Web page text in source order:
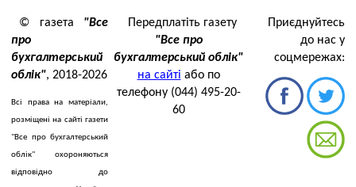
© газета "Все
про
бухгалтерський
облік", 2018-2026
Всі права на матеріали,
розміщені на сайті газети
"Все про бухгалтерський
облік" охороняються
відповідно до
Передплатіть газету
"Все про
бухгалтерський облік"
на сайті або по
телефону (044) 495-20-
60
Приєднуйтесь
до нас у
соцмережах: